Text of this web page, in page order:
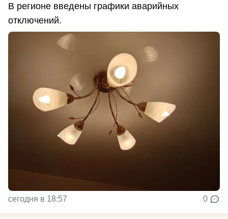
В регионе введены графики аварийных
отключений.
сегодня в 18:57 0